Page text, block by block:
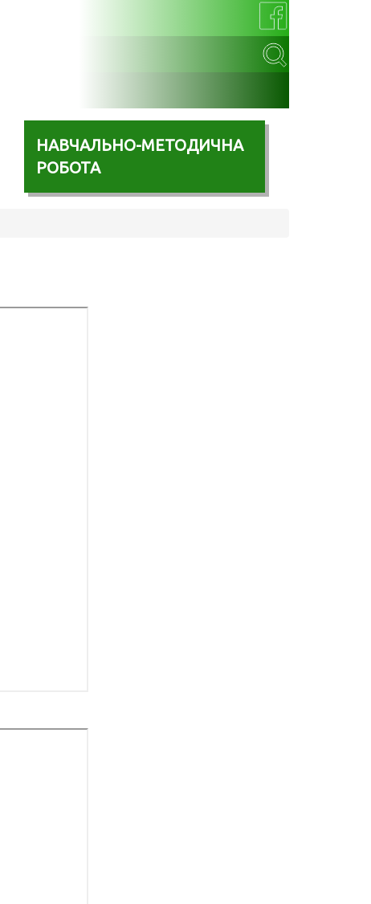
НАВЧАЛЬНО-МЕТОДИЧНА
РОБОТА